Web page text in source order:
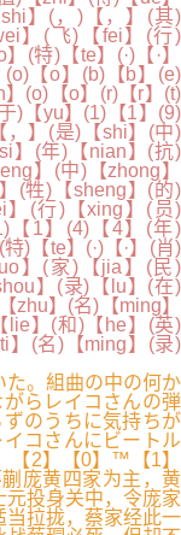
】(，)【，】(其)
】(飞)【fei】(行)
(特)【te】(·)【·】
【o】(b)【b】(e)
】(o)【o】(r)【r】(t)
)【yu】(1)【1】(9)
，】(是)【shi】(中)
】(年)【nian】(抗)
】(中)【zhong】
(牲)【sheng】(的)
】(行)【xing】(员)
【1】(4)【4】(年)
)【te】(·)【·】(肖)
】(家)【jia】(民)
】(录)【lu】(在)
zhu】(名)【ming】
lie】(和)【he】(英)
】(名)【ming】(录)
。組曲の中の何か
らレイコさんの弾
のうちに気持ちが
コさんにビートル
【2】【0】™【1】
庞黄四家为主，黄
投身关中，令庞家
当拉拢，蔡家经此一